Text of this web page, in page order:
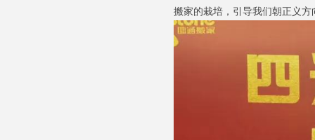
搬家的栽培，引导我们朝正义